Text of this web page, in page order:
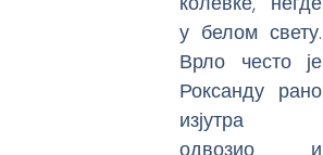
у белом свету.
Врло често је
Роксанду рано
изјутра
одвозио и